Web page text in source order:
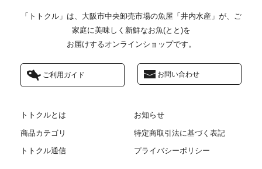
「トトクル」は、 大阪市中央卸売市場の魚屋「井内水産」が、
ご
家庭に美味しく新鮮なお魚(とと)を
お届けするオンラインショップです。
ご利用ガイド お問い合わせ
トトクルとは
商品カテゴリ
トトクル通信
お知らせ
特定商取引法に基づく表記
プライバシーポリシー